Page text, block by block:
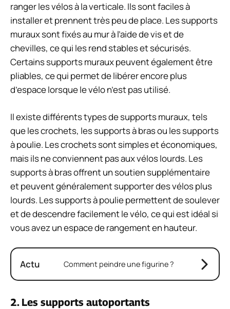
ranger les vélos à la verticale. Ils sont faciles à
installer et prennent très peu de place. Les supports
muraux sont fixés au mur à l’aide de vis et de
chevilles, ce qui les rend stables et sécurisés.
Certains supports muraux peuvent également être
pliables, ce qui permet de libérer encore plus
d’espace lorsque le vélo n’est pas utilisé.
Il existe différents types de supports muraux, tels
que les crochets, les supports à bras ou les supports
à poulie. Les crochets sont simples et économiques,
mais ils ne conviennent pas aux vélos lourds. Les
supports à bras offrent un soutien supplémentaire
et peuvent généralement supporter des vélos plus
lourds. Les supports à poulie permettent de soulever
et de descendre facilement le vélo, ce qui est idéal si
vous avez un espace de rangement en hauteur.
Actu Comment peindre une figurine ?
2. Les supports autoportants